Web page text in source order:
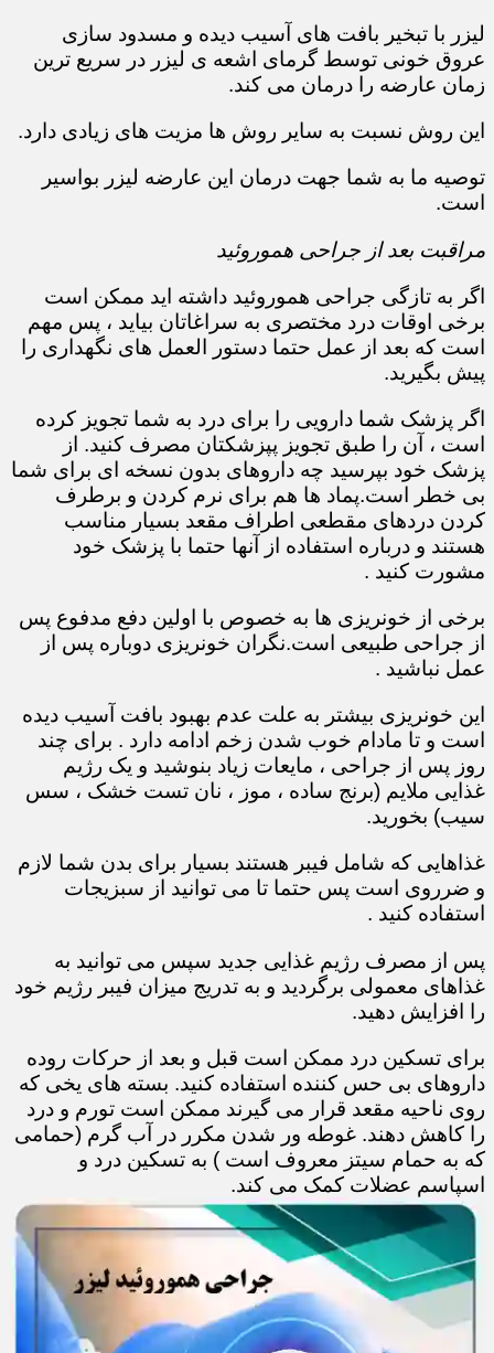
لیزر با تبخیر بافت های آسیب دیده و مسدود سازی
عروق خونی توسط گرمای اشعه ی لیزر در سریع ترین
زمان عارضه را درمان می کند.
این روش نسبت به سایر روش ها مزیت های زیادی دارد.
توصیه ما به شما جهت درمان این عارضه لیزر بواسیر
است.
مراقبت بعد از جراحی هموروئید
اگر به تازگی جراحی هموروئید داشته اید ممکن است
برخی اوقات درد مختصری به سراغاتان بیاید ، پس مهم
است که بعد از عمل حتما دستور العمل های نگهداری را
پیش بگیرید.
اگر پزشک شما دارویی را برای درد به شما تجویز کرده
است ، آن را طبق تجویز پپزشکتان مصرف کنید. از
پزشک خود بپرسید چه داروهای بدون نسخه ای برای شما
بی خطر است.پماد ها هم برای نرم کردن و برطرف
کردن دردهای مقطعی اطراف مقعد بسیار مناسب
هستند و درباره استفاده از آنها حتما با پزشک خود
مشورت کنید .
برخی از خونریزی ها به خصوص با اولین دفع مدفوع پس
از جراحی طبیعی است.نگران خونریزی دوباره پس از
عمل نباشید .
این خونریزی بیشتر به علت عدم بهبود بافت آسیب دیده
است و تا مادام خوب شدن زخم ادامه دارد . برای چند
روز پس از جراحی ، مایعات زیاد بنوشید و یک رژیم
غذایی ملایم (برنج ساده ، موز ، نان تست خشک ، سس
سیب) بخورید.
غذاهایی که شامل فیبر هستند بسیار برای بدن شما لازم
و ضرروی است پس حتما تا می توانید از سبزیجات
استفاده کنید .
پس از مصرف رژیم غذایی جدید سپس می توانید به
غذاهای معمولی برگردید و به تدریج میزان فیبر رژیم خود
را افزایش دهید.
برای تسکین درد ممکن است قبل و بعد از حرکات روده
داروهای بی حس کننده استفاده کنید. بسته های یخی که
روی ناحیه مقعد قرار می گیرند ممکن است تورم و درد
را کاهش دهند. غوطه ور شدن مکرر در آب گرم (حمامی
که به حمام سیتز معروف است ) به تسکین درد و
اسپاسم عضلات کمک می کند.